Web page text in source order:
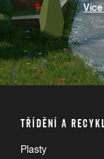
TŘÍDĚNÍ A
Plasty